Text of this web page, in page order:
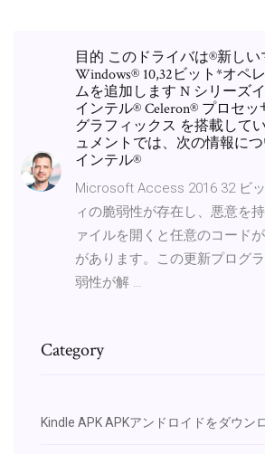
目的 このドライバは®新し
Windows® 10,32ビット*オペ
ムを追加します N シリーズ
インテル® Celeron® プロセ
グラフィックス を搭載して
ュメントでは、次の情報に
インテル®
Microsoft Access 2016 32 ビ
ィの脆弱性が存在し、悪意を
ァイルを開くと任意のコード
があります。この更新プログ
弱性が解 …
Category
Kindle APK APKアンドロイドをダウン